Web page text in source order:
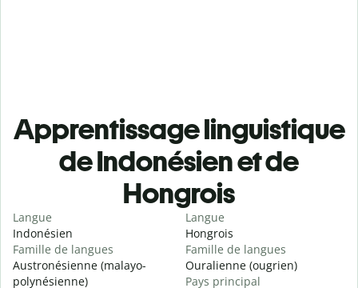
Apprentissage linguistique
de Indonésien et de
Hongrois
Langue
Indonésien
Famille de langues
Austronésienne (malayo-
polynésienne)
Langue
Hongrois
Famille de langues
Ouralienne (ougrien)
Pays principal